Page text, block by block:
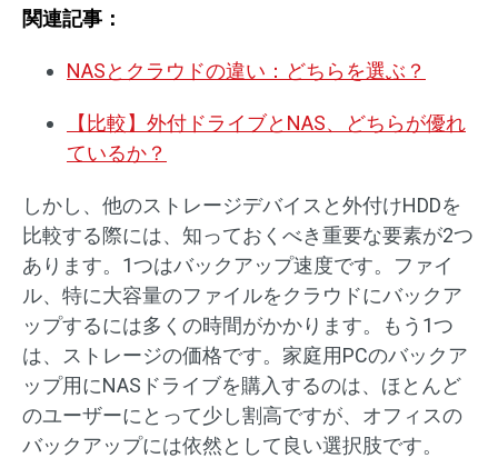
関連記事：
NASとクラウドの違い：どちらを選ぶ？
【比較】外付ドライブとNAS、どちらが優れ
ているか？
しかし、他のストレージデバイスと外付けHDDを
比較する際には、知っておくべき重要な要素が2つ
あります。1つはバックアップ速度です。ファイ
ル、特に大容量のファイルをクラウドにバックア
ップするには多くの時間がかかります。もう1つ
は、ストレージの価格です。家庭用PCのバックア
ップ用にNASドライブを購入するのは、ほとんど
のユーザーにとって少し割高ですが、オフィスの
バックアップには依然として良い選択肢です。